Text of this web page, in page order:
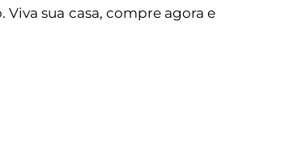
sua casa, compre agora e